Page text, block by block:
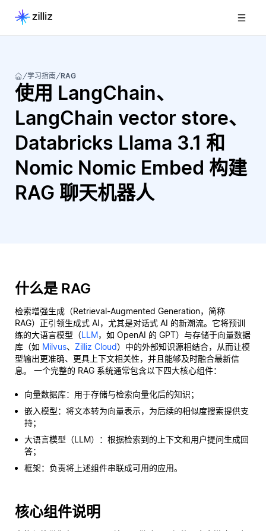
学习指南 RAG
使用 LangChain、
LangChain vector store、
Databricks Llama 3.1 和
Nomic Nomic Embed 构建
RAG 聊天机器人
什么是 RAG
检索增强生成（Retrieval-Augmented Generation，简称
RAG）正引领生成式 AI，尤其是对话式 AI 的新潮流。它将预训
练的大语言模型（LLM，如 OpenAI 的 GPT）与存储于向量数据
库（如 Milvus、 Zilliz Cloud）中的外部知识源相结合，从而让模
型输出更准确、更具上下文相关性，并且能够及时融合最新信
息。 一个完整的 RAG 系统通常包含以下四大核心组件：
向量数据库：用于存储与检索向量化后的知识；
嵌入模型：将文本转为向量表示，为后续的相似度搜索提供支
持；
大语言模型（LLM）：根据检索到的上下文和用户提问生成回
答；
框架：负责将上述组件串联成可用的应用。
核心组件说明